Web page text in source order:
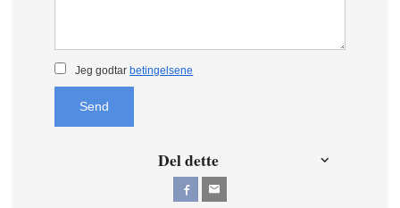
Jeg godtar betingelsene
Send
Del dette